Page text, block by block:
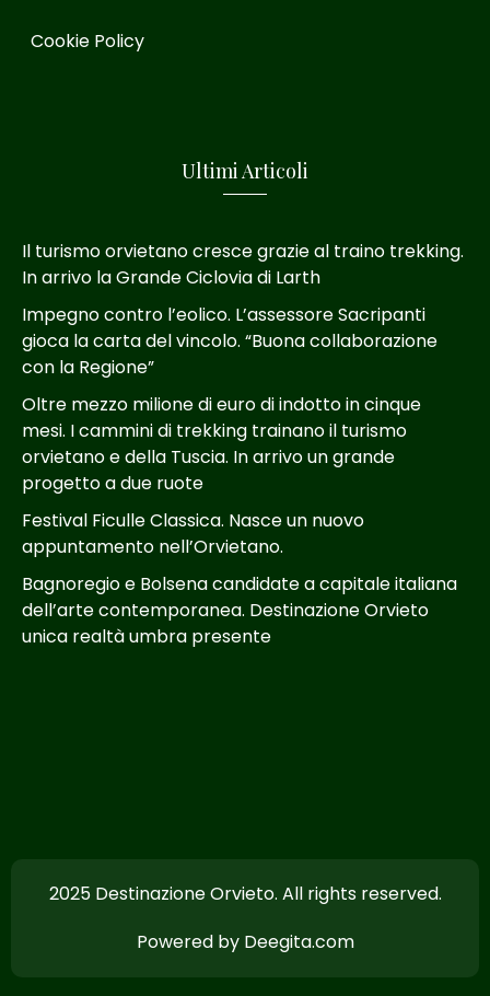
Cookie Policy
Ultimi Articoli
Il turismo orvietano cresce grazie al traino trekking.
In arrivo la Grande Ciclovia di Larth
Impegno contro l’eolico. L’assessore Sacripanti
gioca la carta del vincolo. “Buona collaborazione
con la Regione”
Oltre mezzo milione di euro di indotto in cinque
mesi. I cammini di trekking trainano il turismo
orvietano e della Tuscia. In arrivo un grande
progetto a due ruote
Festival Ficulle Classica. Nasce un nuovo
appuntamento nell’Orvietano.
Bagnoregio e Bolsena candidate a capitale italiana
dell’arte contemporanea. Destinazione Orvieto
unica realtà umbra presente
2025 Destinazione Orvieto. All rights reserved.
Powered by Deegita.com